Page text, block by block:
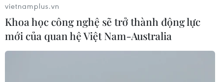
TIN LIÊN QUAN
vietnamplus.vn
Khoa học công nghệ sẽ trở thành động lực
mới của quan hệ Việt Nam-Australia